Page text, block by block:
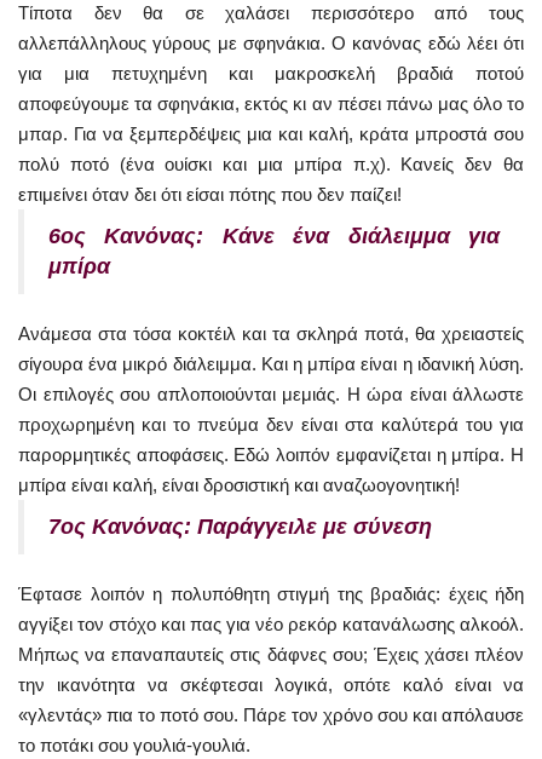
Τίποτα δεν θα σε χαλάσει περισσότερο από τους
αλλεπάλληλους γύρους με σφηνάκια. Ο κανόνας εδώ λέει ότι
για μια πετυχημένη και μακροσκελή βραδιά ποτού
αποφεύγουμε τα σφηνάκια, εκτός κι αν πέσει πάνω μας όλο το
μπαρ. Για να ξεμπερδέψεις μια και καλή, κράτα μπροστά σου
πολύ ποτό (ένα ουίσκι και μια μπίρα π.χ). Κανείς δεν θα
επιμείνει όταν δει ότι είσαι πότης που δεν παίζει!
6ος Κανόνας: Κάνε ένα διάλειμμα για
μπίρα
Ανάμεσα στα τόσα κοκτέιλ και τα σκληρά ποτά, θα χρειαστείς
σίγουρα ένα μικρό διάλειμμα. Και η μπίρα είναι η ιδανική λύση.
Οι επιλογές σου απλοποιούνται μεμιάς. Η ώρα είναι άλλωστε
προχωρημένη και το πνεύμα δεν είναι στα καλύτερά του για
παρορμητικές αποφάσεις. Εδώ λοιπόν εμφανίζεται η μπίρα. Η
μπίρα είναι καλή, είναι δροσιστική και αναζωογονητική!
7ος Κανόνας: Παράγγειλε με σύνεση
Έφτασε λοιπόν η πολυπόθητη στιγμή της βραδιάς: έχεις ήδη
αγγίξει τον στόχο και πας για νέο ρεκόρ κατανάλωσης αλκοόλ.
Μήπως να επαναπαυτείς στις δάφνες σου; Έχεις χάσει πλέον
την ικανότητα να σκέφτεσαι λογικά, οπότε καλό είναι να
«γλεντάς» πια το ποτό σου. Πάρε τον χρόνο σου και απόλαυσε
το ποτάκι σου γουλιά-γουλιά.